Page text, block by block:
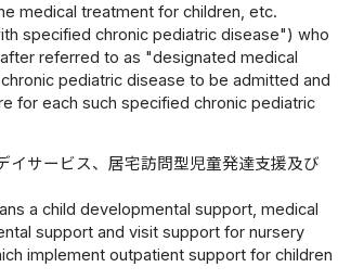
medical treatment for children, etc.
specified chronic pediatric disease") who
referred to as "designated medical
pediatric disease to be admitted and
for each such specified chronic pediatric
イサービス、居宅訪問型児童発達支援及び
a child developmental support, medical
support and visit support for nursery
implement outpatient support for children